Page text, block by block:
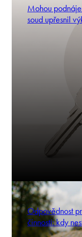
Mohou
soud upřesnil
Odpovědnost
činností: kdy